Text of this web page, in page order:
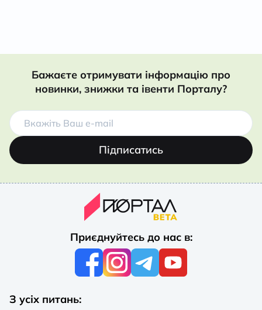
Бажаєте отримувати інформацію про
новинки, знижки та івенти Порталу?
Підписатись
Приєднуйтесь до нас в:
З усіх питань: